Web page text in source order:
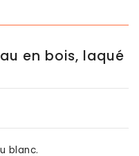
en bois, laqué
blanc.